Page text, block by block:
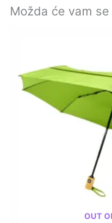
Možda će vam
OUT